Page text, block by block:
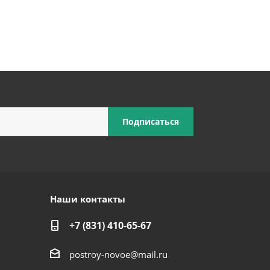
Наши контакты
+7 (831) 410-65-67
postroy-novoe@mail.ru